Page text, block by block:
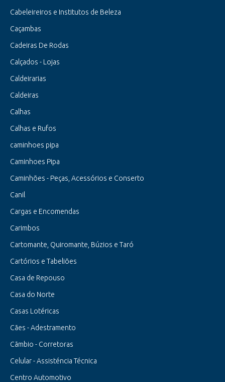
Cabeleireiros e Institutos de Beleza
Caçambas
Cadeiras De Rodas
Calçados - Lojas
Caldeirarias
Caldeiras
Calhas
Calhas e Rufos
caminhoes pipa
Caminhoes Pipa
Caminhões - Peças, Acessórios e Conserto
Canil
Cargas e Encomendas
Carimbos
Cartomante, Quiromante, Búzios e Taró
Cartórios e Tabeliões
Casa de Repouso
Casa do Norte
Casas Lotéricas
Cães - Adestramento
Cãmbio - Corretoras
Celular - Assisténcia Técnica
Centro Automotivo